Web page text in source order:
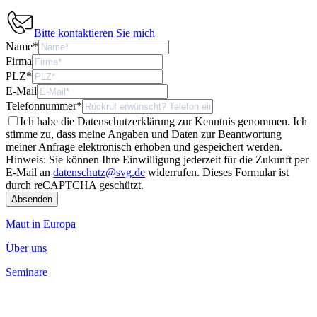
Bitte kontaktieren Sie mich
Name*
Firma
PLZ*
E-Mail
Telefonnummer*
Ich habe die Datenschutzerklärung zur Kenntnis genommen. Ich
stimme zu, dass meine Angaben und Daten zur Beantwortung
meiner Anfrage elektronisch erhoben und gespeichert werden.
Hinweis: Sie können Ihre Einwilligung jederzeit für die Zukunft per
E-Mail an datenschutz@svg.de widerrufen. Dieses Formular ist
durch reCAPTCHA geschützt.
Maut in Europa
Über uns
Seminare